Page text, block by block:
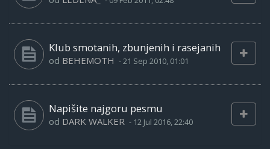
Klub smotanih, zbunjenih i rasejanih
od BEHEMOTH -21 Sep 2010, 01:01
Napišite najgoru pesmu
od DARK WALKER - 12 Jul 2016, 22:40